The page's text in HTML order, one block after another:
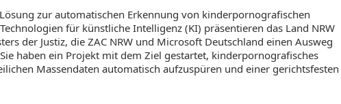
zur automatischen Erkennung von kinderpornografischen
für künstliche Intelligenz (KI) präsentieren das Land NRW
der Justiz, die ZAC NRW und Microsoft Deutschland einen Ausweg
haben ein Projekt mit dem Ziel gestartet, kinderpornografisches
Massendaten automatisch aufzuspüren und einer gerichtsfesten